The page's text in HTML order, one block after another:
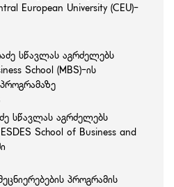
European University (CEU)-
სწავლას აგრძელებს
School (MBS)-ის
სწავლას აგრძელებს
School of Business and
პროგრამის